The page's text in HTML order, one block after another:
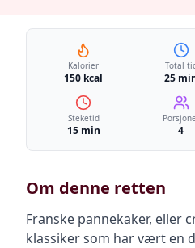
Kalorier
150 kcal
Total
25
Steketid
15 min 4
Om denne retten
Franske pannekaker, eller
klassiker som har vært en